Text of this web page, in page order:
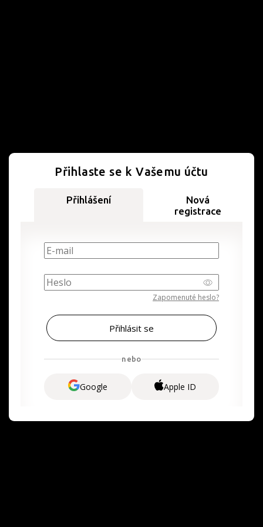
Přihlaste se k Vašemu účtu
Přihlášení
Nová
registrace
Zapomenuté heslo?
nebo
Google Apple ID